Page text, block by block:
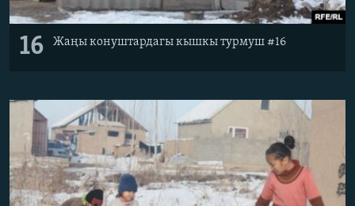
16 Жаңы конуштардагы кышкы турмуш #16